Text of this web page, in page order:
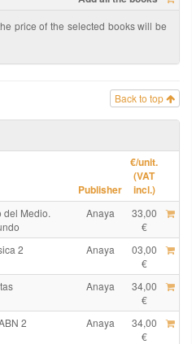
price of the selected books will be
Back to top
Publisher
€/unit.
(VAT
incl.)
del Medio.
Anaya
33,00
€
2 Anaya
03,00
€
Anaya
34,00
€
2 Anaya
34,00
€